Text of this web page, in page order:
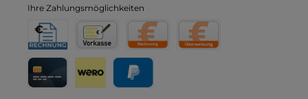
Ihre Zahlungsmöglichkeiten